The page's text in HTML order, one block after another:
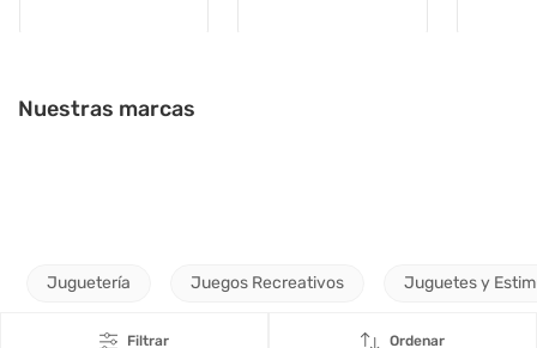
Nuestras marcas
Juguetería Juegos Recreativos Juguetes y
Filtrar Ordenar